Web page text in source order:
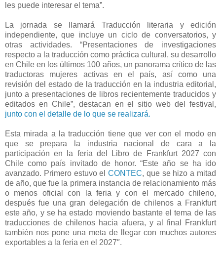
les puede interesar el tema”.
La jornada se llamará Traducción literaria y edición
independiente, que incluye un ciclo de conversatorios, y
otras actividades. “Presentaciones de investigaciones
respecto a la traducción como práctica cultural, su desarrollo
en Chile en los últimos 100 años, un panorama crítico de las
traductoras mujeres activas en el país, así como una
revisión del estado de la traducción en la industria editorial,
junto a presentaciones de libros recientemente traducidos y
editados en Chile”, destacan en el sitio web del festival,
junto con el detalle de lo que se realizará.
Esta mirada a la traducción tiene que ver con el modo en
que se prepara la industria nacional de cara a la
participación en la feria del Libro de Frankfurt 2027 con
Chile como país invitado de honor. “Este año se ha ido
avanzado. Primero estuvo elCONTEC, que se hizo a mitad
de año, que fue la primera instancia de relacionamiento más
o menos oficial con la feria y con el mercado chileno,
después fue una gran delegación de chilenos a Frankfurt
este año, y se ha estado moviendo bastante el tema de las
traducciones de chilenos hacia afuera, y al final Frankfurt
también nos pone una meta de llegar con muchos autores
exportables a la feria en el 2027″.